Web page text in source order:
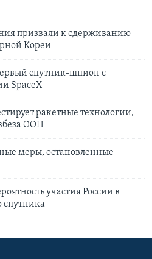
призвали к сдерживанию
Кореи
спутник-шпион с
SpaceX
ракетные технологии,
ООН
меры, остановленные
участия России в
спутника